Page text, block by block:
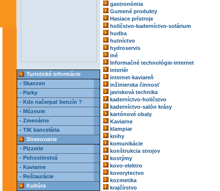
Turistické informácie
- Skanzen
- Parky
- Kde načerpať benzín ?
- Múzeum
- Zmenárne
- TIK kancelária
Stravovanie
- Pizzerie
- Pohostinstvá
- Kaviarne
- Reštaurácie
Kultúra
gastronómia
Gumené produkty
Hasiace prístroje
holičstvo-kaderníctvo-solárium
hudba
hutníctvo
hydroservis
iné
Informačné technológie-internet
interiér
internet-kaviareň
inžinierska činnosť
javisková technika
kaderníctvo-holičstvo
kaderníctvo-salón krásy
kartónové obaly
Kaviarne
klampiar
knihy
komunikácie
konštrukcia strojov
kostýmy
kovo-elektro
kovorytectvo
kozmetika
krajčírstvo